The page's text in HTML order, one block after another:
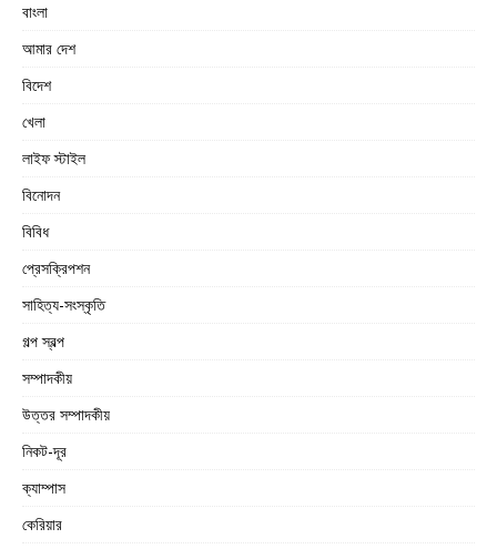
বাংলা
আমার দেশ
বিদেশ
খেলা
লাইফ স্টাইল
বিনোদন
বিবিধ
প্রেসক্রিপশন
সাহিত্য-সংস্কৃতি
গল্প স্বল্প
সম্পাদকীয়
উত্তর সম্পাদকীয়
নিকট-দূর
ক্যাম্পাস
কেরিয়ার